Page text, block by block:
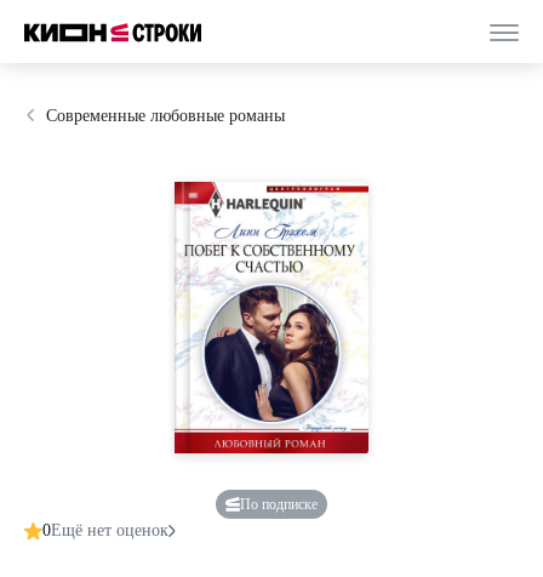
Современные любовные романы
По подписке
0Ещё нет оценок